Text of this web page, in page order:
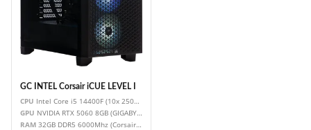
GC INTEL Corsair iCUE LEVEL I
CPU Intel Core i5 14400F (10x 2500MHz - Turbo 4700MHz)
GPU NVIDIA RTX 5060 8GB (GIGABYTE RTX 5060 WINDFORCE OC 8G)
RAM 32GB DDR5 6000Mhz (Corsair Vengeance RGB) PREMIUM RGB